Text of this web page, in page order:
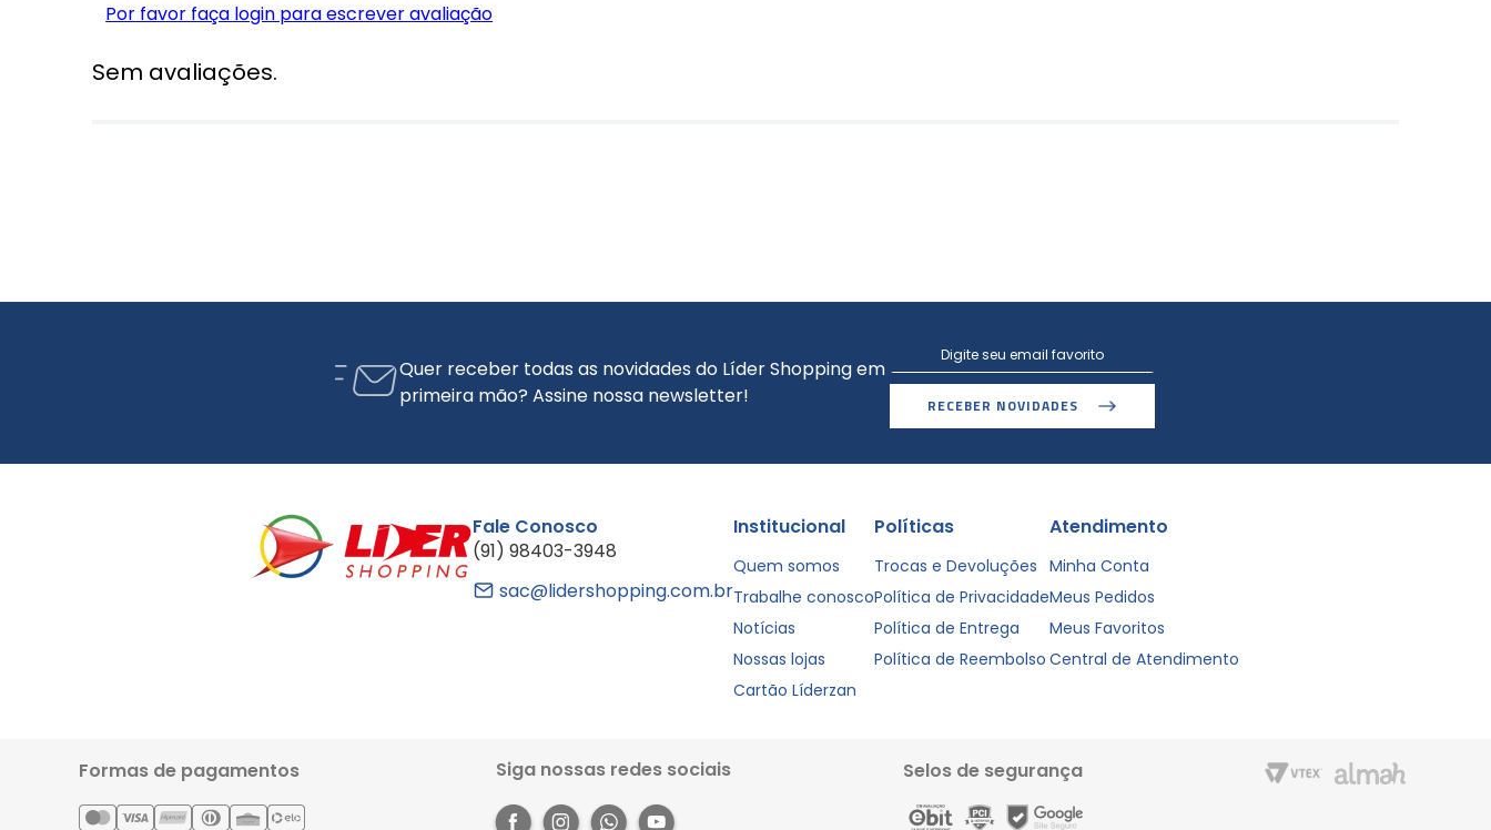
Por favor faça login para escrever avaliação
Sem avaliações.
Quer receber todas as novidades do Líder Shopping em
primeira mão? Assine nossa newsletter!
RECEBER NOVIDADES
Fale Conosco
(91) 98403-3948
sac@lidershopping.com.br
Institucional
Quem somos
Trabalhe conosco
Notícias
Nossas lojas
Cartão Líderzan
Políticas
Trocas e Devoluções
Política de Privacidade
Política de Entrega
Política de Reembolso
Atendimento
Minha Conta
Meus Pedidos
Meus Favoritos
Central de Atendimento
Formas de pagamentos Siga nossas redes sociais Selos de segurança